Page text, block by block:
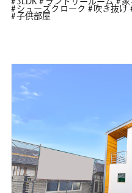
シューズクローク
吹き抜け
子供部屋